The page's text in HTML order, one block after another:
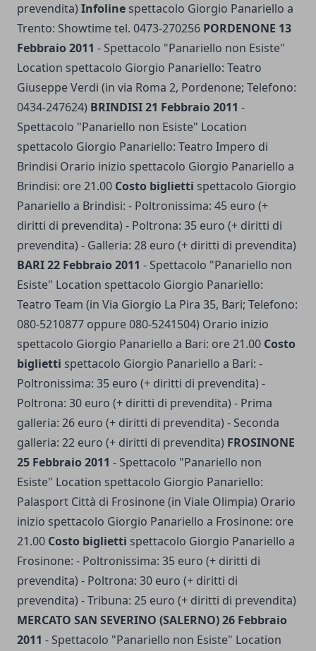
prevendita) Infoline spettacolo Giorgio Panariello a
Trento: Showtime tel. 0473-270256 PORDENONE 13
Febbraio 2011 - Spettacolo "Panariello non Esiste"
Location spettacolo Giorgio Panariello: Teatro
Giuseppe Verdi (in via Roma 2, Pordenone; Telefono:
0434-247624) BRINDISI 21 Febbraio 2011 -
Spettacolo "Panariello non Esiste" Location
spettacolo Giorgio Panariello: Teatro Impero di
Brindisi Orario inizio spettacolo Giorgio Panariello a
Brindisi: ore 21.00 Costo biglietti spettacolo Giorgio
Panariello a Brindisi: - Poltronissima: 45 euro (+
diritti di prevendita) - Poltrona: 35 euro (+ diritti di
prevendita) - Galleria: 28 euro (+ diritti di prevendita)
BARI 22 Febbraio 2011 - Spettacolo "Panariello non
Esiste" Location spettacolo Giorgio Panariello:
Teatro Team (in Via Giorgio La Pira 35, Bari; Telefono:
080-5210877 oppure 080-5241504) Orario inizio
spettacolo Giorgio Panariello a Bari: ore 21.00 Costo
biglietti spettacolo Giorgio Panariello a Bari: -
Poltronissima: 35 euro (+ diritti di prevendita) -
Poltrona: 30 euro (+ diritti di prevendita) - Prima
galleria: 26 euro (+ diritti di prevendita) - Seconda
galleria: 22 euro (+ diritti di prevendita) FROSINONE
25 Febbraio 2011 - Spettacolo "Panariello non
Esiste" Location spettacolo Giorgio Panariello:
Palasport Città di Frosinone (in Viale Olimpia) Orario
inizio spettacolo Giorgio Panariello a Frosinone: ore
21.00 Costo biglietti spettacolo Giorgio Panariello a
Frosinone: - Poltronissima: 35 euro (+ diritti di
prevendita) - Poltrona: 30 euro (+ diritti di
prevendita) - Tribuna: 25 euro (+ diritti di prevendita)
MERCATO SAN SEVERINO (SALERNO) 26 Febbraio
2011 - Spettacolo "Panariello non Esiste" Location